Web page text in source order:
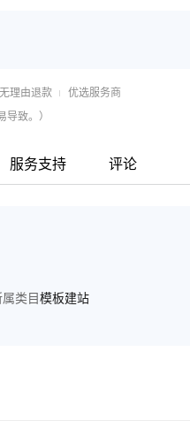
理由退款
优选服务商
致。）
服务支持 评论
属类目模板建站